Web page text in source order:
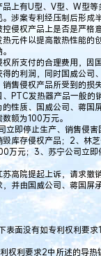
上有U型、V型、W型等
涉案专利经压制后形成
侵权产品上是否是严格
元件以提高散热性能的
所支付的合理费用，因
的利润，同时国威公司
售侵权产品所受到的损
PTC发热器产品一般的
性质、国威公司、蒋国
额为100万元。
立即停止生产、销售侵
库存侵权产品；2、林
万元；3、苏宁公司立
高院提起上诉，请求撤
并由国威公司、蒋国屏
表面没有如专利权利要
权利要求2中所述的导热